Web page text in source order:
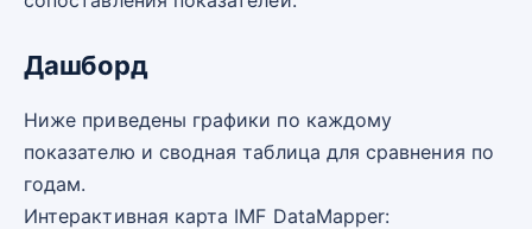
Дашборд
Ниже приведены графики по каждому
показателю и сводная таблица для сравнения по
годам.
Интерактивная карта IMF DataMapper: